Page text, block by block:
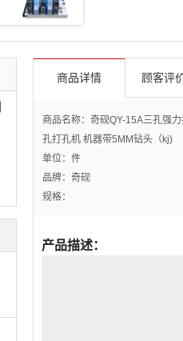
商品详情 顾客评
商品名称：奇砚QY-15A三孔强
孔打孔机 机器带5MM钻头（kj)
单位：件
品牌：奇砚
规格：
产品描述：